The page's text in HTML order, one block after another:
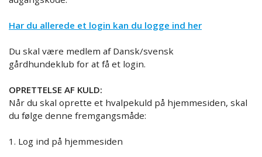
Har du allerede et login kan du logge ind her
Du skal være medlem af Dansk/svensk
gårdhundeklub for at få et login.
OPRETTELSE AF KULD:
Når du skal oprette et hvalpekuld på hjemmesiden, skal
du følge denne fremgangsmåde:
1. Log ind på hjemmesiden